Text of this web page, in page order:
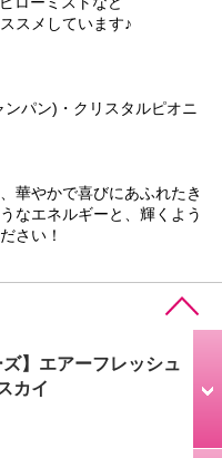
スメしています♪
パン)・クリスタルピオニ
華やかで喜びにあふれたき
なエネルギーと、輝くよう
さい！
ズ】エアーフレッシュ
カイ